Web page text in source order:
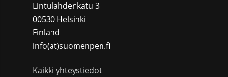
Lintulahdenkatu 3
00530 Helsinki
Finland
info(at)suomenpen.fi
Kaikki yhteystiedot